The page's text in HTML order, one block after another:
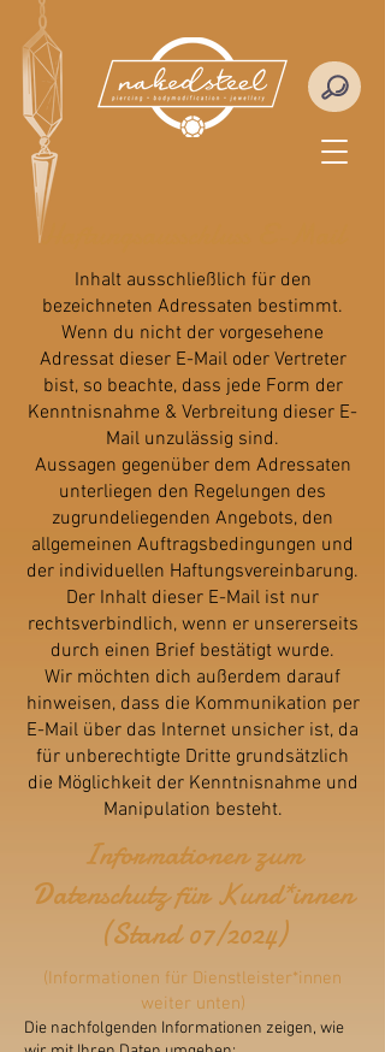
Haftungsausschluss E-Mail
​Inhalt ausschließlich für den
bezeichneten Adressaten bestimmt.
Wenn du nicht der vorgesehene
Adressat dieser E-Mail oder Vertreter
bist, so beachte, dass jede Form der
Kenntnisnahme & Verbreitung dieser E-
Mail unzulässig sind.
Aussagen gegenüber dem Adressaten
unterliegen den Regelungen des
zugrundeliegenden Angebots, den
allgemeinen Auftragsbedingungen und
der individuellen Haftungsvereinbarung.
Der Inhalt dieser E-Mail ist nur
rechtsverbindlich, wenn er unsererseits
durch einen Brief bestätigt wurde.
Wir möchten dich außerdem darauf
hinweisen, dass die Kommunikation per
E-Mail über das Internet unsicher ist, da
für unberechtigte Dritte grundsätzlich
die Möglichkeit der Kenntnisnahme und
Manipulation besteht.
Informationen zum
Datenschutz für Kund*innen
(Stand 07/2024)
(Informationen für Dienstleister*innen
weiter unten)
Die nachfolgenden Informationen zeigen, wie